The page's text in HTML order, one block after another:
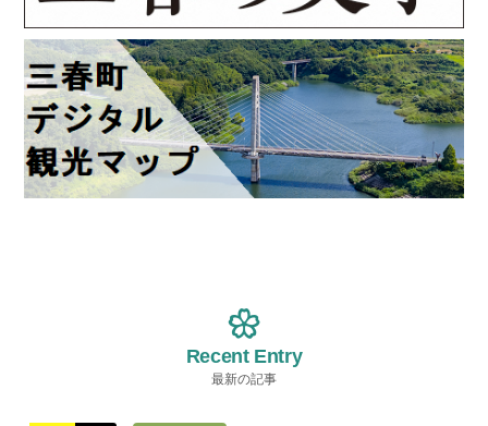
Recent Entry
最新の記事